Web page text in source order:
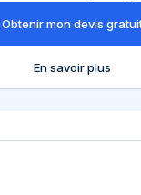
Obtenir mon devis
En savoir plus